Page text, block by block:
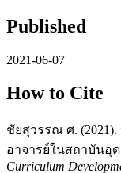
Published
2021-06-07
How to Cite
ชัยสุวรรณ ศ.
อาจารย์ในสถาบันอุ
Curriculum